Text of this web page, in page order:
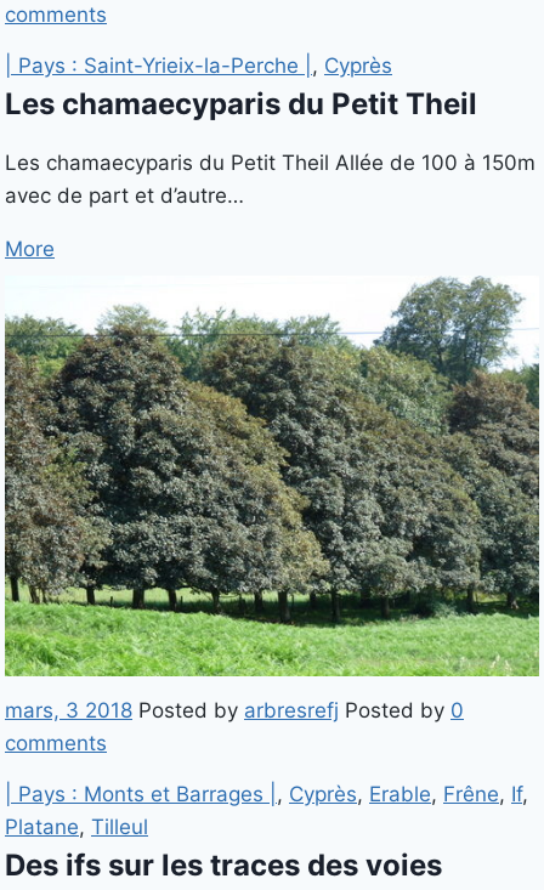
comments
| Pays : Saint-Yrieix-la-Perche | , Cyprès
Les chamaecyparis du Petit Theil
Les chamaecyparis du Petit Theil Allée de 100 à 150m
avec de part et d’autre…
More
mars, 3 2018 Posted by arbresrefj Posted by 0
comments
| Pays : Monts et Barrages | , Cyprès, Erable, Frêne, If,
Platane, Tilleul
Des ifs sur les traces des voies